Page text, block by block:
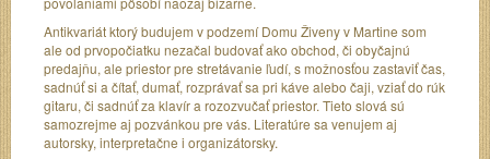
Antikvariát ktorý budujem v podzemí Domu Živeny v Martine som
ale od prvopočiatku nezačal budovať ako obchod, či obyčajnú
predajňu, ale priestor pre stretávanie ľudí, s možnosťou zastaviť čas,
sadnúť si a čítať, dumať, rozprávať sa pri káve alebo čaji, vziať do rúk
gitaru, či sadnúť za klavír a rozozvučať priestor. Tieto slová sú
samozrejme aj pozvánkou pre vás. Literatúre sa venujem aj
autorsky, interpretačne i organizátorsky.